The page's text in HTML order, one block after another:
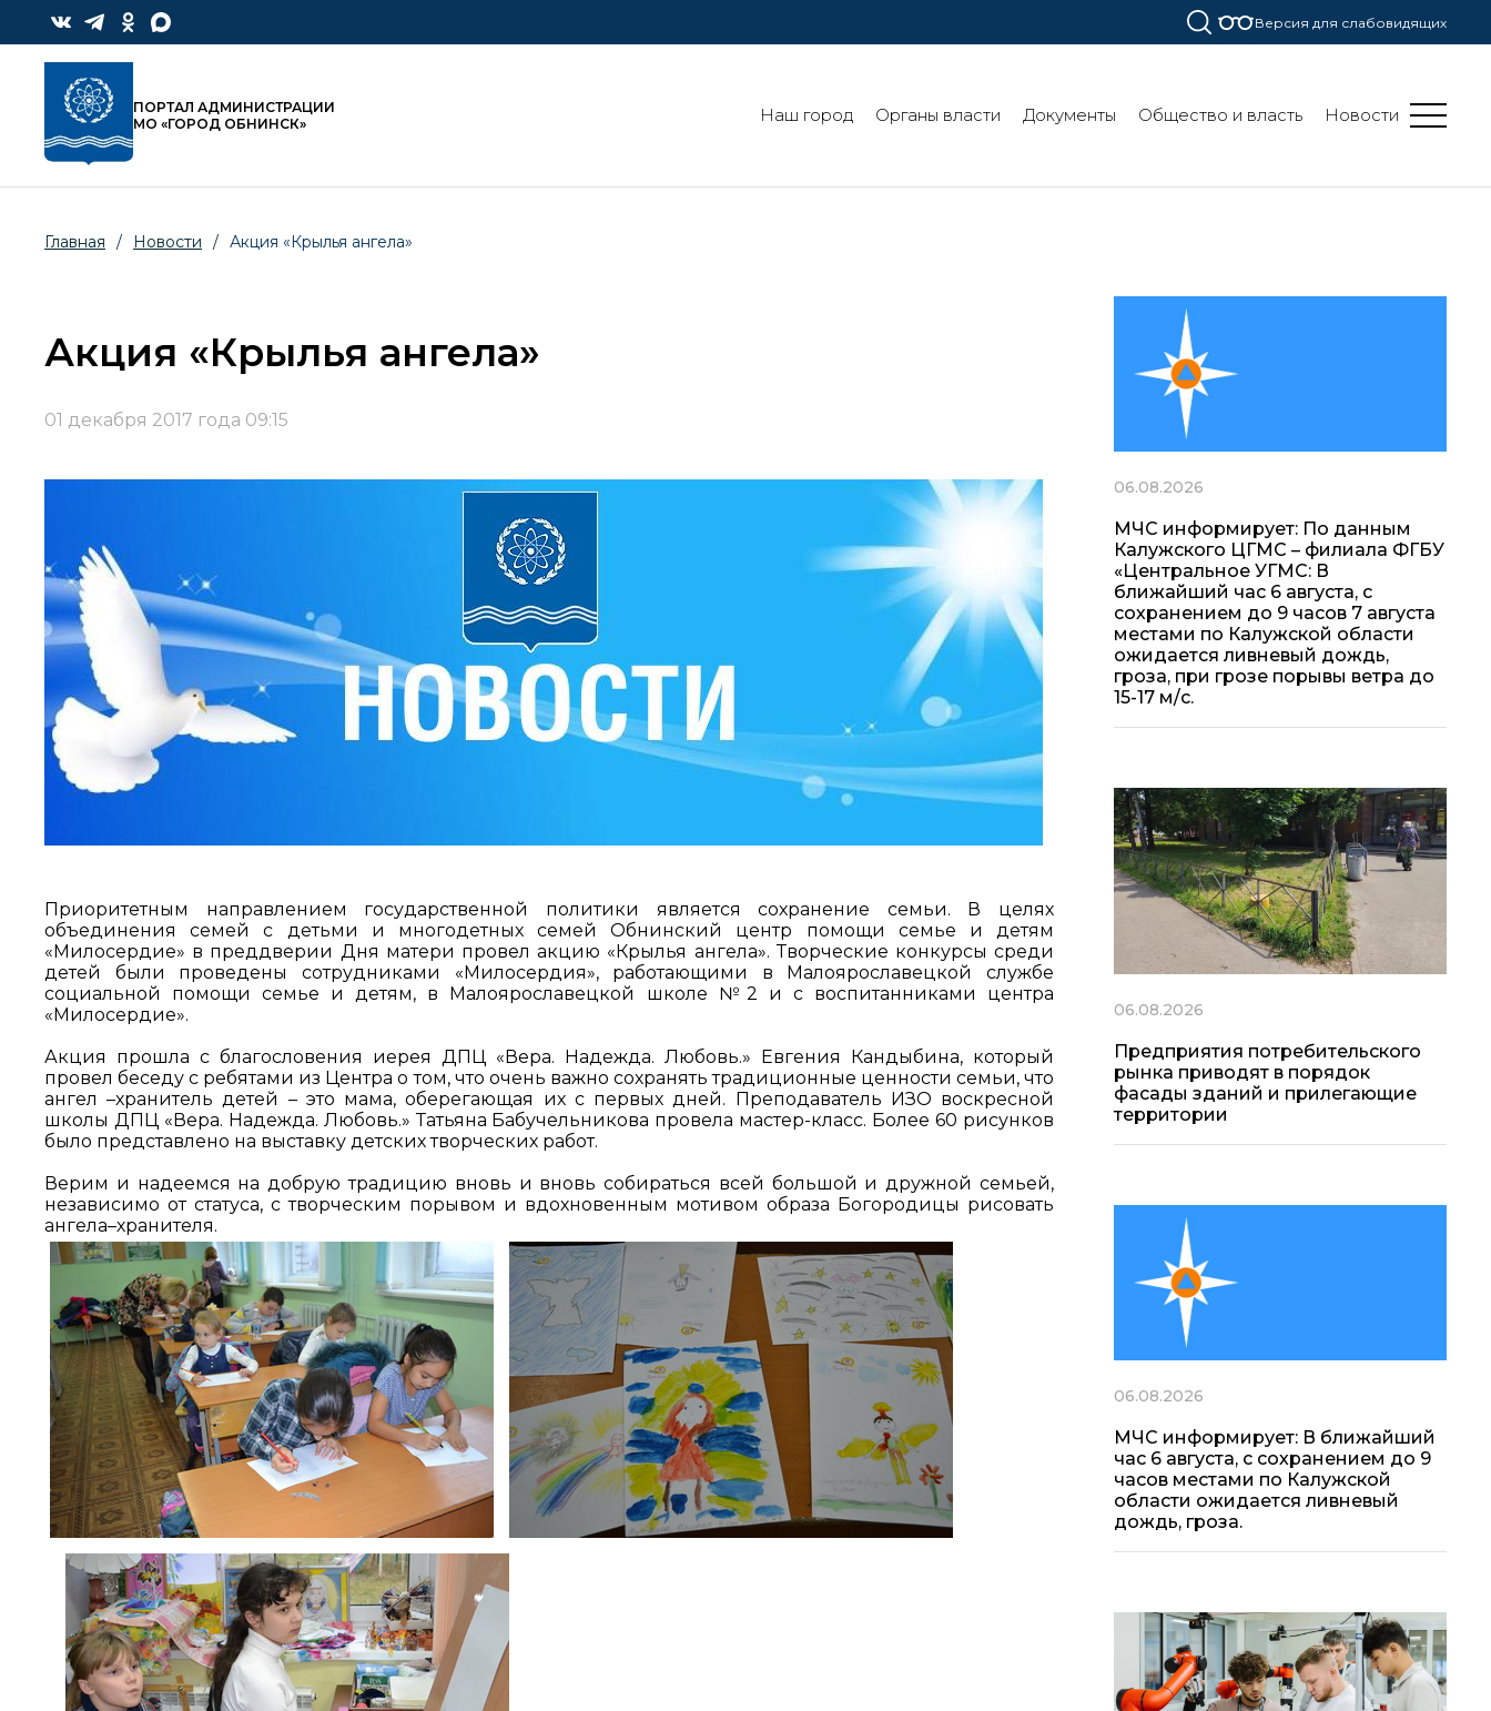
Версия для слабовидящих
ПОРТАЛ АДМИНИСТРАЦИИ
МО «ГОРОД ОБНИНСК»
Наш город Органы власти Документы Общество и власть Новости
Главная / Новости / Акция «Крылья ангела»
Акция «Крылья ангела»
01 декабря 2017 года 09:15
Приоритетным направлением государственной политики является сохранение семьи. В целях
объединения семей с детьми и многодетных семей Обнинский центр помощи семье и детям
«Милосердие» в преддверии Дня матери провел акцию «Крылья ангела». Творческие конкурсы среди
детей были проведены сотрудниками «Милосердия», работающими в Малоярославецкой службе
социальной помощи семье и детям, в Малоярославецкой школе №2 и с воспитанниками центра
«Милосердие».
Акция прошла с благословения иерея ДПЦ «Вера. Надежда. Любовь.» Евгения Кандыбина, который
провел беседу с ребятами из Центра о том, что очень важно сохранять традиционные ценности семьи, что
ангел –хранитель детей – это мама, оберегающая их с первых дней. Преподаватель ИЗО воскресной
школы ДПЦ «Вера. Надежда. Любовь.» Татьяна Бабучельникова провела мастер-класс. Более 60 рисунков
было представлено на выставку детских творческих работ.
Верим и надеемся на добрую традицию вновь и вновь собираться всей большой и дружной семьей,
независимо от статуса, с творческим порывом и вдохновенным мотивом образа Богородицы рисовать
ангела–хранителя.
06.08.2026
МЧС информирует: По данным
Калужского ЦГМС – филиала ФГБУ
«Центральное УГМС: В
ближайший час 6 августа, с
сохранением до 9 часов 7 августа
местами по Калужской области
ожидается ливневый дождь,
гроза, при грозе порывы ветра до
15-17 м/с.
06.08.2026
Предприятия потребительского
рынка приводят в порядок
фасады зданий и прилегающие
территории
06.08.2026
МЧС информирует: В ближайший
час 6 августа, с сохранением до 9
часов местами по Калужской
области ожидается ливневый
дождь, гроза.